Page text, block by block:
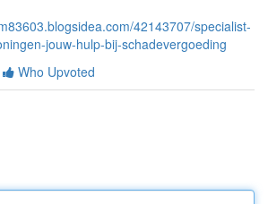
42143707/specialist-
jouw-hulp-bij-schadevergoeding
Who Upvoted